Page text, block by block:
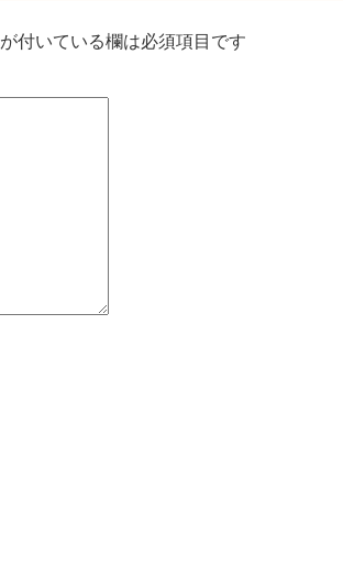
が付いている欄は必須項目です